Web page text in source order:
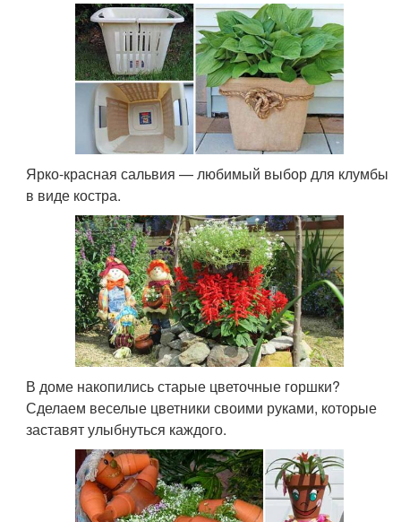
Ярко-красная сальвия — любимый выбор для клумбы
в виде костра.
В доме накопились старые цветочные горшки?
Сделаем веселые цветники своими руками, которые
заставят улыбнуться каждого.